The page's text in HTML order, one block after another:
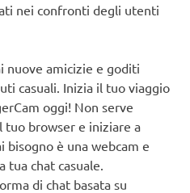
nei confronti degli utenti
nuove amicizie e goditi
casuali. Inizia il tuo viaggio
oggi! Non serve
tuo browser e iniziare a
bisogno è una webcam e
tua chat casuale.
di chat basata su